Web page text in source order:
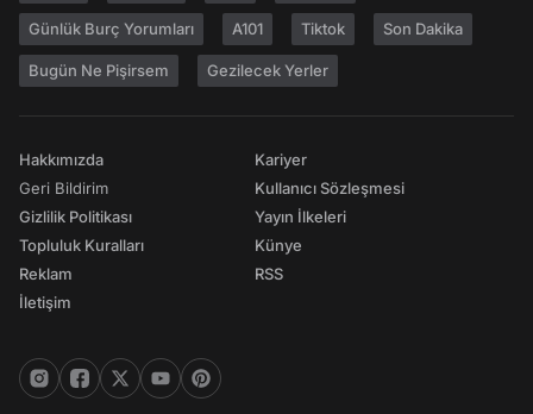
Günlük Burç Yorumları A101 Tiktok Son Dakika
Bugün Ne Pişirsem Gezilecek Yerler
Hakkımızda
Geri Bildirim
Gizlilik Politikası
Topluluk Kuralları
Reklam
İletişim
Kariyer
Kullanıcı Sözleşmesi
Yayın İlkeleri
Künye
RSS